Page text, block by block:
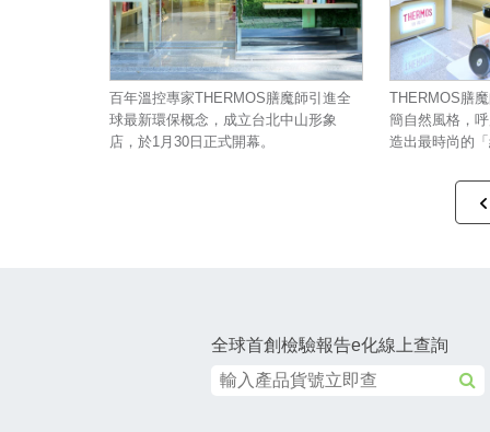
百年溫控專家THERMOS膳魔師引進全
球最新環保概念，成立台北中山形象
店，於1月30日正式開幕。
THERMOS膳
簡自然風格，
造出最時尚的
全球首創檢驗報告e化線上查詢